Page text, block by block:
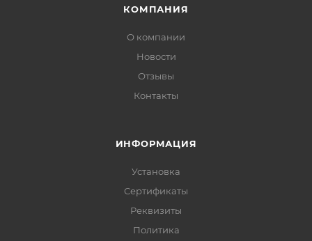
КОМПАНИЯ
О компании
Новости
Отзывы
Контакты
ИНФОРМАЦИЯ
Установка
Сертификаты
Реквизиты
Политика